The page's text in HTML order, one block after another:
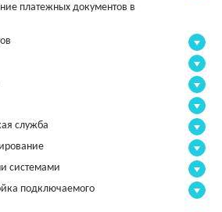
платежных документов в
служба
системами
подключаемого